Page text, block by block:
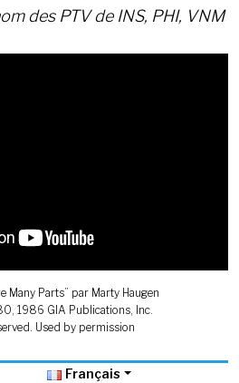
des PTV de INS, PHI, VNM
Many Parts” par Marty Haugen
1986 GIA Publications, Inc.
Used by permission
Français